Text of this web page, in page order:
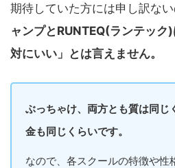
期待していた方には申し訳ない
ャンプとRUNTEQ(ランテック
対にいい」とは言えません。
ぶっちゃけ、両方とも質は同じ
金も同じくらいです。
なので、各スクールの特徴や性